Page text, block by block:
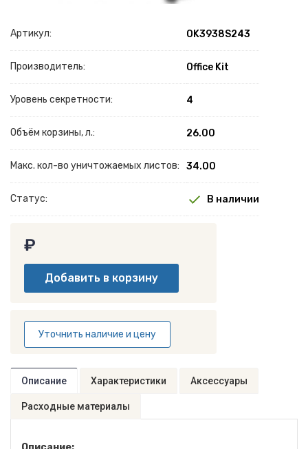
Артикул: OK3938S243
Производитель: Office Kit
Уровень секретности: 4
Объём корзины, л.: 26.00
Макс. кол-во уничтожаемых листов: 34.00
Статус: В наличии
₽
Уточнить наличие и цену
Описание Характеристики Аксессуары
Расходные материалы